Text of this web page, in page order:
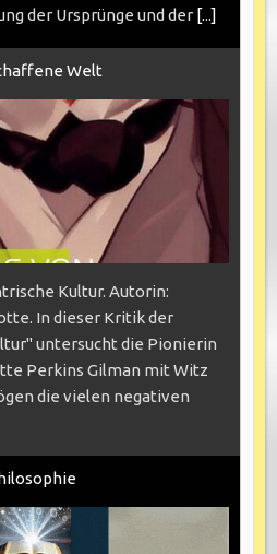
der Ursprünge und der [...]
Welt
Kultur. Autorin:
In dieser Kritik der
untersucht die Pionierin
Perkins Gilman mit Witz
die vielen negativen